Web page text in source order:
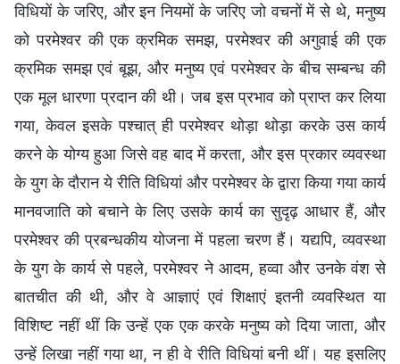
विधियों के जरिए, और इन नियमों के जरिए जो वचनों में से थे, मनुष्य
को परमेश्वर की एक क्रमिक समझ, परमेश्वर की अगुवाई की एक
क्रमिक समझ एवं बूझ, और मनुष्य एवं परमेश्वर के बीच सम्बन्ध की
एक मूल धारणा प्रदान की थी। जब इस प्रभाव को प्राप्त कर लिया
गया, केवल इसके पश्चात् ही परमेश्वर थोड़ा थोड़ा करके उस कार्य
करने के योग्य हुआ जिसे वह बाद में करता, और इस प्रकार व्यवस्था
के युग के दौरान ये रीति विधियां और परमेश्वर के द्वारा किया गया कार्य
मानवजाति को बचाने के लिए उसके कार्य का सुदृढ़ आधार हैं, और
परमेश्वर की प्रबन्धकीय योजना में पहला चरण हैं। यद्यपि, व्यवस्था
के युग के कार्य से पहले, परमेश्वर ने आदम, हव्वा और उनके वंश से
बातचीत की थी, और वे आज्ञाएं एवं शिक्षाएं इतनी व्यवस्थित या
विशिष्ट नहीं थीं कि उन्हें एक एक करके मनुष्य को दिया जाता, और
उन्हें लिखा नहीं गया था, न ही वे रीति विधियां बनी थीं। यह इसलिए